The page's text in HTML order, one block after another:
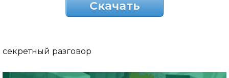
Скачать
секретный разговор